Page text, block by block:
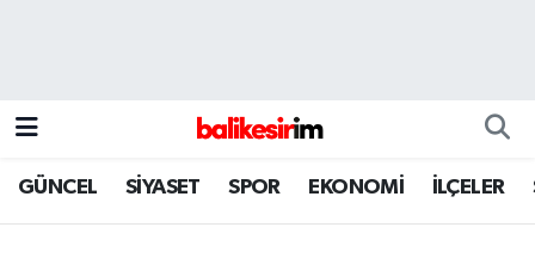
GÜNCEL SİYASET SPOR EKONOMİ İLÇELER